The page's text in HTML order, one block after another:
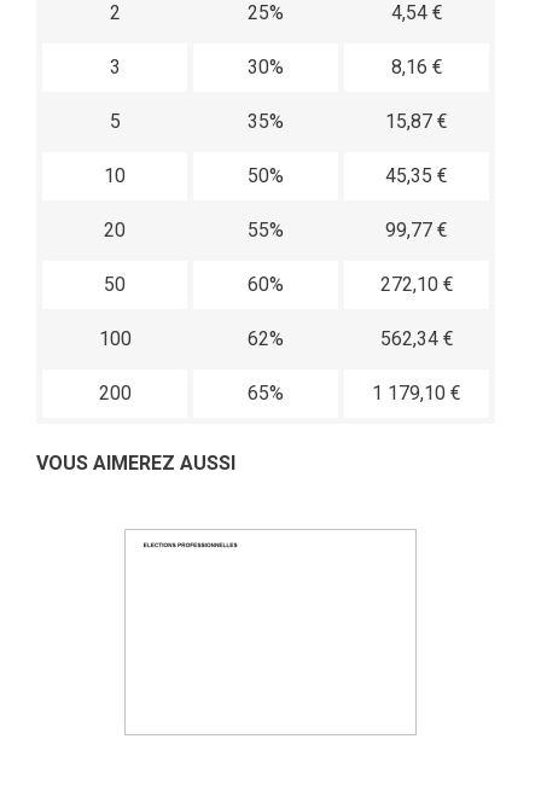
2 25% 4,54 €
3 30% 8,16 €
5 35% 15,87 €
10 50% 45,35 €
20 55% 99,77 €
50 60% 272,10 €
100 62% 562,34 €
200 65% 1 179,10 €
VOUS AIMEREZ AUSSI